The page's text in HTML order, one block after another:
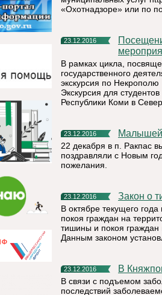
«Охотнадзоре» или по
23.12.2016
Посещением Некрополя Мастеров искусств завершились
В рамках цикла,
государственного
экскурсия по Некрополю
Экскурсия для
Республики Коми в
23.12.2016
22 декабря в п. Ракпас
поздравляли с Новым
пожелания.
23.12.2016 Закон о
В октябре текущего
покоя граждан на
тишины и покоя граждан
Данным законом
23.12.2016 В
В связи с подъемом
последствий